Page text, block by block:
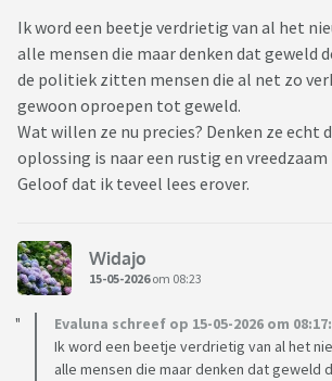
Ik word een beetje verdrietig van al het
alle mensen die maar denken dat geweld
de politiek zitten mensen die al net zo
gewoon oproepen tot geweld.
Wat willen ze nu precies? Denken ze echt
oplossing is naar een rustig en vreedzaam
Geloof dat ik teveel lees erover.
Widajo
15-05-2026om 08:23
Evaluna schreef op 15-05-2026 om 08:17:
Ik word een beetje verdrietig van al het
alle mensen die maar denken dat geweld